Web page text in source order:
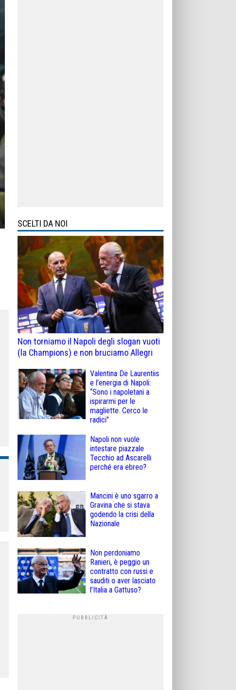
SCELTI DA NOI
Non torniamo il Napoli degli slogan vuoti
(la Champions) e non bruciamo Allegri
Valentina De Laurentiis
e l’energia di Napoli:
“Sono i napoletani a
ispirarmi per le
magliette. Cerco le
radici”
Napoli non vuole
intestare piazzale
Tecchio ad Ascarelli
perché era ebreo?
Mancini è uno sgarro a
Gravina che si stava
godendo la crisi della
Nazionale
Non perdoniamo
Ranieri, è peggio un
contratto con russi e
sauditi o aver lasciato
l’Italia a Gattuso?